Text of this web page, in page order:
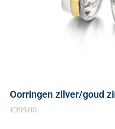
Oorringen zilver/goud
€395.00